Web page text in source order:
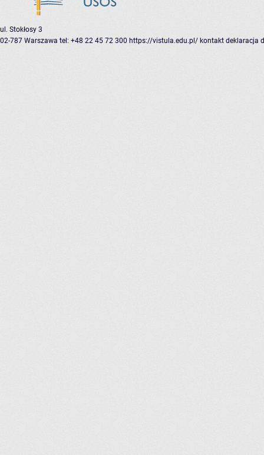
ul. Stokłosy 3
02-787 Warszawa tel: +48 22 45 72 300 https://vistula.edu.pl/ kontakt deklaracja